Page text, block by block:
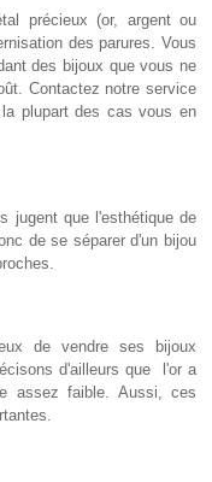
précieux (or, argent ou
des parures. Vous
des bijoux que vous ne
Contactez notre service
plupart des cas vous en
jugent que l'esthétique de
de se séparer d'un bijou
de vendre ses bijoux
d'ailleurs que l'or a
assez faible. Aussi, ces